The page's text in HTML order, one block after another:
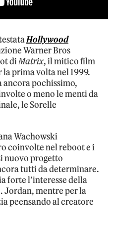
Hollywood
Warner Bros
diMatrix, il mitico film
prima volta nel 1999.
ancora pochissimo,
o meno le menti da
le Sorelle
Wachowski
coinvolte nel reboot e i
nuovo progetto
tutti da determinare.
forte l’interesse della
Jordan, mentre per la
peensando al creatore